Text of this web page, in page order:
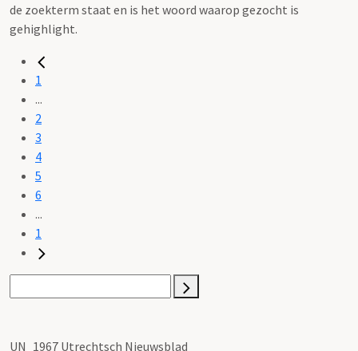
de zoekterm staat en is het woord waarop gezocht is
gehighlight.
1
...
2
3
4
5
6
...
1
UN_1967 Utrechtsch Nieuwsblad